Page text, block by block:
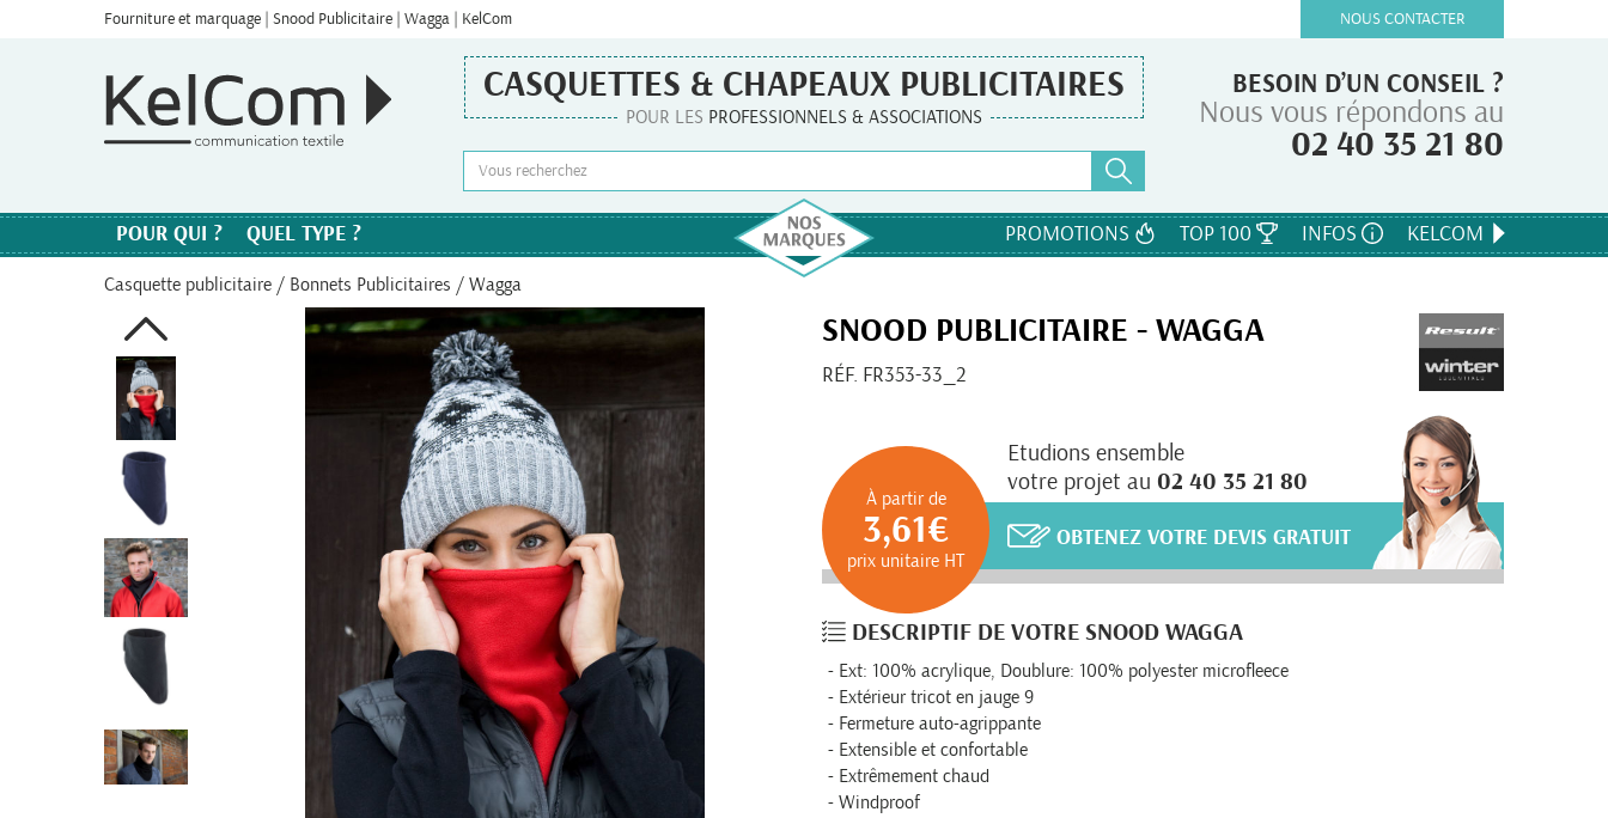
Fourniture et marquage | Snood Publicitaire | Wagga | KelCom NOUS CONTACTER
BESOIN D’UN CONSEIL ?
Nous vous répondons au
02 40 35 21 80
CASQUETTES & CHAPEAUX PUBLICITAIRES
POUR LES PROFESSIONNELS & ASSOCIATIONS
POUR QUI ? QUEL TYPE ? PROMOTIONS TOP 100 INFOS KELCOM
Casquette publicitaire / Bonnets Publicitaires / Wagga
SNOOD PUBLICITAIRE - WAGGA
RÉF. FR353-33_2
Etudions ensemble
votre projet au 02 40 35 21 80
OBTENEZ VOTRE DEVIS GRATUIT
À partir de
3,61€
prix unitaire HT
DESCRIPTIF DE VOTRE SNOOD WAGGA
Ext: 100% acrylique, Doublure: 100% polyester microfleece
Extérieur tricot en jauge 9
Fermeture auto-agrippante
Extensible et confortable
Extrêmement chaud
Windproof